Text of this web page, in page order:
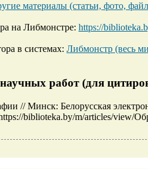
материалы (статьи, фото,
на Либмонстре: https://
в системах: Либмонстр (весь
работ (для
// Минск: Белорусская
biblioteka.by/m/articles/view/